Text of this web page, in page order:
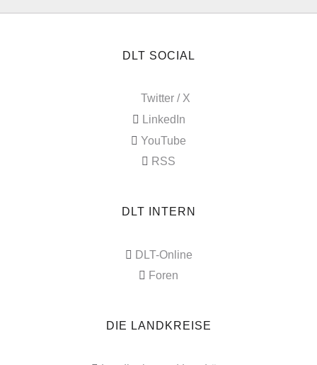
DLT SOCIAL
Twitter / X
LinkedIn
YouTube
RSS
DLT INTERN
DLT-Online
Foren
DIE LANDKREISE